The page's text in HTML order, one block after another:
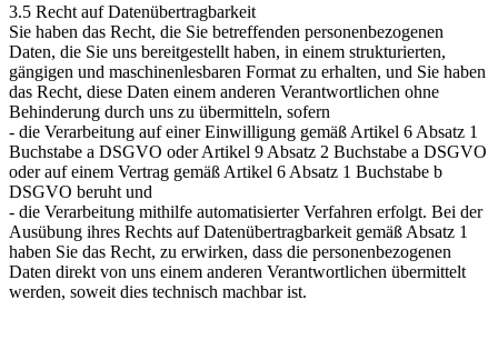
3.5 Recht auf Datenübertragbarkeit
Sie haben das Recht, die Sie betreffenden personenbezogenen
Daten, die Sie uns bereitgestellt haben, in einem strukturierten,
gängigen und maschinenlesbaren Format zu erhalten, und Sie haben
das Recht, diese Daten einem anderen Verantwortlichen ohne
Behinderung durch uns zu übermitteln, sofern
- die Verarbeitung auf einer Einwilligung gemäß Artikel 6 Absatz 1
Buchstabe a DSGVO oder Artikel 9 Absatz 2 Buchstabe a DSGVO
oder auf einem Vertrag gemäß Artikel 6 Absatz 1 Buchstabe b
DSGVO beruht und
- die Verarbeitung mithilfe automatisierter Verfahren erfolgt. Bei der
Ausübung ihres Rechts auf Datenübertragbarkeit gemäß Absatz 1
haben Sie das Recht, zu erwirken, dass die personenbezogenen
Daten direkt von uns einem anderen Verantwortlichen übermittelt
werden, soweit dies technisch machbar ist.